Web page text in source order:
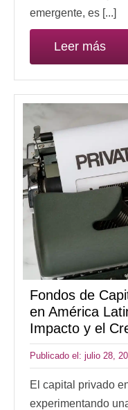
emergente, es [...]
Leer más
Fondos de
en América
Impacto y el
Publicado el: julio 28,
El capital privado
experimentando